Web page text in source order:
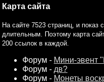
Карта сайта
На сайте 7523 страниц, и
длительным. Поэтому карта
200 ссылок в каждой.
Форум - Мини-эвент
Форум - дв?
Форум - Монеты